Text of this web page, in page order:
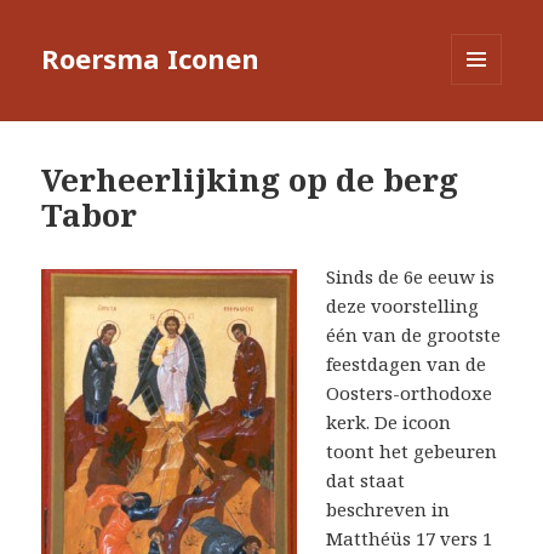
Roersma Iconen
Verheerlijking op de berg
Tabor
Sinds de 6e eeuw is
deze voorstelling
één van de grootste
feestdagen van de
Oosters-orthodoxe
kerk. De icoon
toont het gebeuren
dat staat
beschreven in
Matthéüs 17 vers 1